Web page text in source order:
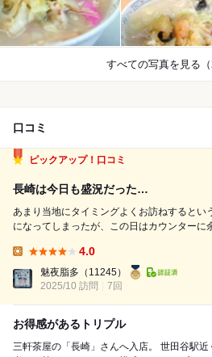
すべての写真を見る（
口コミ
ピックアップ！口コミ
長崎は今日も盛況だった…
あまり当地にタイミングよくお訪ねするとい
になってしまったが、この日はカウンターに
目からしてカラフルだし、味の総和はあっさ
があるね。麺が少々ゆるすぎなの...
4.0
魅夜脂多 （11245）
2025/10 訪問
7回
お得感があるトリプル
三軒茶屋の「長崎」さんへ入店。 世田谷駅近くの「長崎」さんと同じく